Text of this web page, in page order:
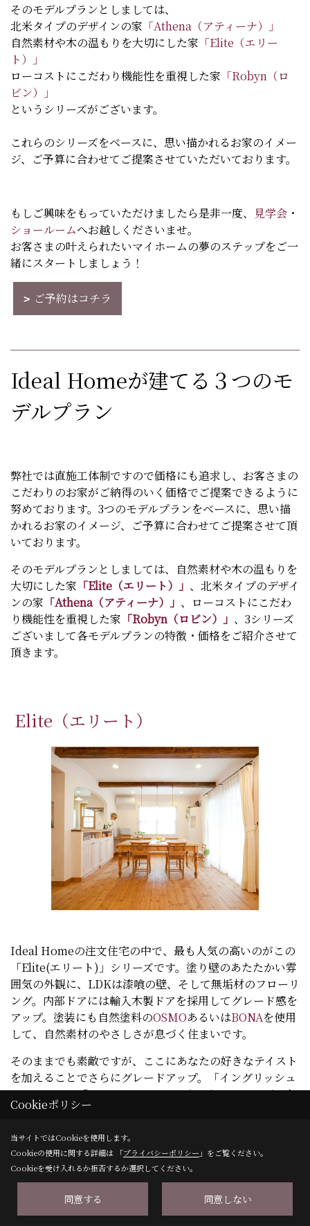
そのモデルプランとしましては、
北米タイプのデザインの家 「Athena（アティーナ）」
自然素材や木の温もりを大切にした家 「Elite（エリー
ト）」
ローコストにこだわり機能性を重視した家 「Robyn（ロ
ビン）」
というシリーズがございます。
これらのシリーズをベースに、思い描かれるお家のイメー
ジ、ご予算に合わせてご提案させていただいております。
もしご興味をもっていただけましたら是非一度、 見学会 ・
ショールームへお越しくださいませ。
お客さまの叶えられたいマイホームの夢のステップをご一
緒にスタートしましょう！
ご予約はコチラ
Ideal Homeが建てる３つのモ
デルプラン
弊社では直施工体制ですので価格にも追求し、お客さまの
こだわりのお家がご納得のいく価格でご提案できるように
努めております。3つのモデルプランをベースに、思い描
かれるお家のイメージ、ご予算に合わせてご提案させて頂
いております。
そのモデルプランとしましては、自然素材や木の温もりを
大切にした家 「Elite（エリート）」 、北米タイプのデザイ
ンの家 「Athena（アティーナ）」 、ローコストにこだわ
り機能性を重視した家 「Robyn（ロビン）」 、3シリーズ
ございまして各モデルプランの特徴・価格をご紹介させて
頂きます。
Elite（エリート）
Ideal Homeの注文住宅の中で、最も人気の高いのがこの
「Elite(エリート)」シリーズです。塗り壁のあたたかい雰
囲気の外観に、LDKは漆喰の壁、そして無垢材のフローリ
ング。内部ドアには輸入木製ドアを採用してグレード感を
アップ。塗装にも自然塗料のOSMOあるいはBONAを使用
して、自然素材のやさしさが息づく住まいです。
そのままでも素敵ですが、ここにあなたの好きなテイスト
を加えることでさらにグレードアップ。「イングリッシュ
ナチュラル」「フレンチアンティーク」など、コーディネ
ーターがご相談に乗りながら、個性的な住まいをご一緒に
30坪の2階建で標準仕様の建物本体価格が1,400万円台と、
価格も非常にリーズナブル。オプションをどこまで加える
かにもよりますが、付帯工事まですべて含めて2,000万円
台前半に収めることが可能です。普通の家では満足できな
い方、無垢材と塗り壁の家に憧れてきたという方、雑貨や
Cookieポリシー
当サイトではCookieを使用します。
Cookieの使用に関する詳細は 「プライバシーポリシー 」をご覧ください。
Cookieを受け入れるか拒否するか選択してください。
同意する 同意しない